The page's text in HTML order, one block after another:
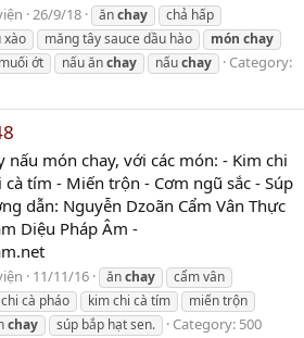
26/9/18 ănchay
chả hấp
xào măng tây sauce dầu hào món chay
ớt
nấu ănchay nấuchay
Category:
nấu món chay, với các món: - Kim chi
cà tím - Miến trộn - Cơm ngũ sắc - Súp
dẫn: Nguyễn Dzoãn Cẩm Vân Thực
Diệu Pháp Âm -
11/11/16 ănchay
cẩm vân
cà pháo kim chi cà tím
miến trộn
chay súp bắp hạt sen. Category: 500